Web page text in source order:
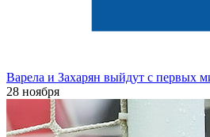
Варела и Захарян выйдут с первых
28 ноября